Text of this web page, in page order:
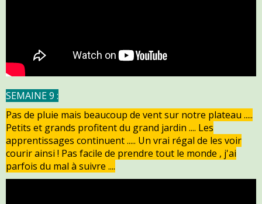
SEMAINE 9 :
Pas de pluie mais beaucoup de vent sur notre plateau .....
Petits et grands profitent du grand jardin .... Les
apprentissages continuent ..... Un vrai régal de les voir
courir ainsi ! Pas facile de prendre tout le monde , j'ai
parfois du mal à suivre ....